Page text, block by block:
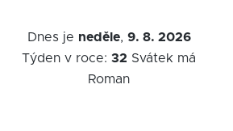
Dnes je neděle, 9. 8. 2026
Týden v roce:32 Svátek má
Roman